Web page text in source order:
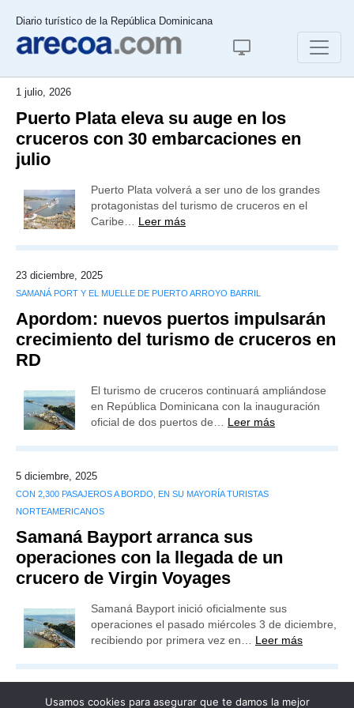
Diario turístico de la República Dominicana
1 julio, 2026
Puerto Plata eleva su auge en los
cruceros con 30 embarcaciones en
julio
Puerto Plata volverá a ser uno de los grandes
protagonistas del turismo de cruceros en el
Caribe… Leer más
23 diciembre, 2025
SAMANÁ PORT Y EL MUELLE DE PUERTO ARROYO BARRIL
Apordom: nuevos puertos impulsarán
crecimiento del turismo de cruceros en
RD
El turismo de cruceros continuará ampliándose
en República Dominicana con la inauguración
oficial de dos puertos de… Leer más
5 diciembre, 2025
CON 2,300 PASAJEROS A BORDO, EN SU MAYORÍA TURISTAS
NORTEAMERICANOS
Samaná Bayport arranca sus
operaciones con la llegada de un
crucero de Virgin Voyages
Samaná Bayport inició oficialmente sus
operaciones el pasado miércoles 3 de diciembre,
recibiendo por primera vez en… Leer más
Usamos cookies para asegurar que te damos la mejor